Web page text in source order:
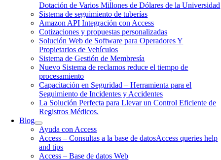
Dotación de Varios Millones de Dólares de la Universidad
Sistema de seguimiento de tuberías
Amazon API Integración con Access
Cotizaciones y propuestas personalizadas
Solución Web de Software para Operadores Y
Propietarios de Vehículos
Sistema de Gestión de Membresía
Nuevo Sistema de reclamos reduce el tiempo de
procesamiento
Capacitación en Seguridad – Herramienta para el
Seguimiento de Incidentes y Accidentes
La Solución Perfecta para Llevar un Control Eficiente de
Registros Médicos.
Blog
Ayuda con Access
Access – Consultas a la base de datosAccess queries help
and tips
Access – Base de datos Web